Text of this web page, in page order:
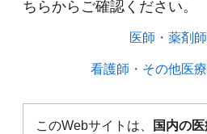
ちらからご確認ください。​
医師・薬剤
看護師・その他医
このWebサイトは、
国内の